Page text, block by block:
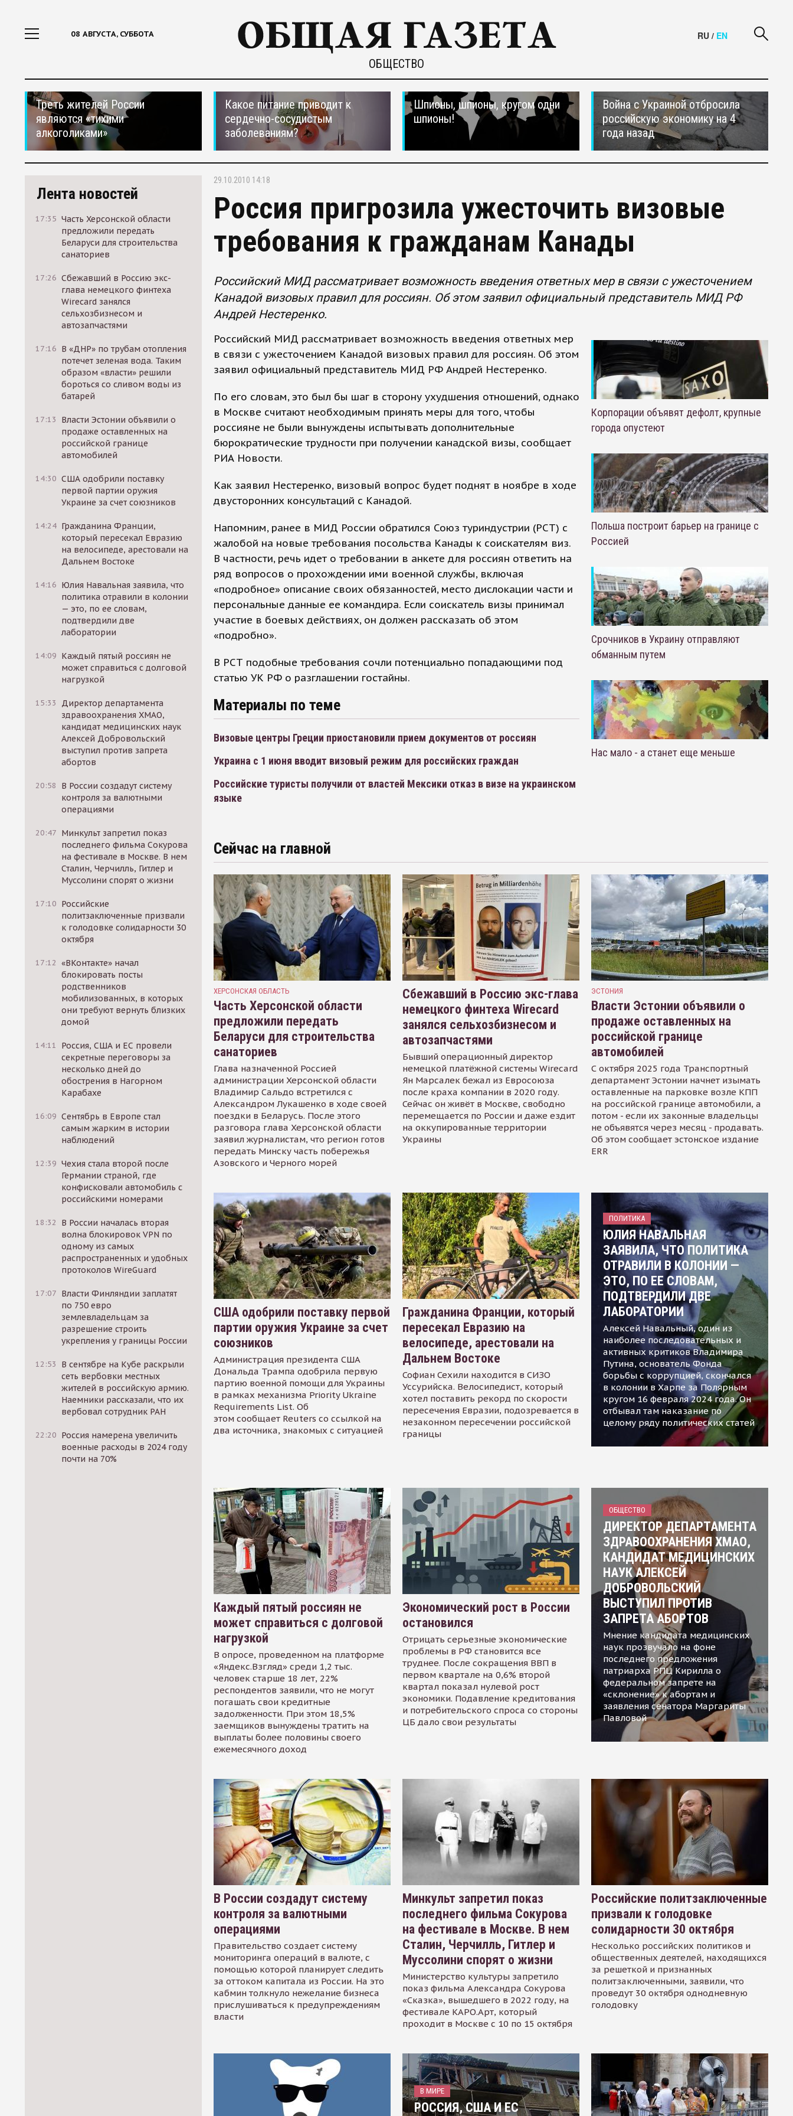
08 АВГУСТА, СУББОТА
ОБЩЕСТВО
RU / EN
Треть жителей России
являются «тихими
алкоголиками»
Какое питание приводит к
сердечно-сосудистым
заболеваниям?
Шпионы, шпионы, кругом одни
шпионы!
Война с Украиной отбросила
российскую экономику на 4
года назад
Лента новостей
17:35 Часть Херсонской области
предложили передать
Беларуси для строительства
санаториев
17:26 Сбежавший в Россию экс-
глава немецкого финтеха
Wirecard занялся
сельхозбизнесом и
автозапчастями
17:16 В «ДНР» по трубам отопления
потечет зеленая вода. Таким
образом «власти» решили
бороться со сливом воды из
батарей
17:13
Власти Эстонии объявили о
продаже оставленных на
российской границе
автомобилей
14:30 США одобрили поставку
первой партии оружия
Украине за счет союзников
14:24 Гражданина Франции,
который пересекал Евразию
на велосипеде, арестовали на
Дальнем Востоке
14:16 Юлия Навальная заявила, что
политика отравили в колонии
— это, по ее словам,
подтвердили две
лаборатории
14:09 Каждый пятый россиян не
может справиться с долговой
нагрузкой
15:33
Директор департамента
здравоохранения ХМАО,
кандидат медицинских наук
Алексей Добровольский
выступил против запрета
абортов
20:58
В России создадут систему
контроля за валютными
операциями
20:47 Минкульт запретил показ
последнего фильма Сокурова
на фестивале в Москве. В нем
Сталин, Черчилль, Гитлер и
Муссолини спорят о жизни
17:10 Российские
политзаключенные призвали
к голодовке солидарности 30
октября
17:12 «ВКонтакте» начал
блокировать посты
родственников
мобилизованных, в которых
они требуют вернуть близких
домой
14:11
Россия, США и ЕС провели
секретные переговоры за
несколько дней до
обострения в Нагорном
Карабахе
16:09 Сентябрь в Европе стал
самым жарким в истории
наблюдений
12:39 Чехия стала второй после
Германии страной, где
конфисковали автомобиль с
российскими номерами
18:32
В России началась вторая
волна блокировок VPN по
одному из самых
распространенных и удобных
протоколов WireGuard
17:07 Власти Финляндии заплатят
по 750 евро
землевладельцам за
разрешение строить
укрепления у границы России
12:53
В сентябре на Кубе раскрыли
сеть вербовки местных
жителей в российскую армию.
Наемники рассказали, что их
вербовал сотрудник РАН
22:20 Россия намерена увеличить
военные расходы в 2024 году
почти на 70%
29.10.2010 14:18
Россия пригрозила ужесточить визовые
требования к гражданам Канады
Российский МИД рассматривает возможность введения ответных мер в связи с ужесточением
Канадой визовых правил для россиян. Об этом заявил официальный представитель МИД РФ
Андрей Нестеренко.
Российский МИД рассматривает возможность введения ответных мер
в связи с ужесточением Канадой визовых правил для россиян. Об этом
заявил официальный представитель МИД РФ Андрей Нестеренко.
По его словам, это был бы шаг в сторону ухудшения отношений, однако
в Москве считают необходимым принять меры для того, чтобы
россияне не были вынуждены испытывать дополнительные
бюрократические трудности при получении канадской визы, сообщает
РИА Новости.
Как заявил Нестеренко, визовый вопрос будет поднят в ноябре в ходе
двусторонних консультаций с Канадой.
Напомним, ранее в МИД России обратился Союз туриндустрии (РСТ) с
жалобой на новые требования посольства Канады к соискателям виз.
В частности, речь идет о требовании в анкете для россиян ответить на
ряд вопросов о прохождении ими военной службы, включая
«подробное» описание своих обязанностей, место дислокации части и
персональные данные ее командира. Если соискатель визы принимал
участие в боевых действиях, он должен рассказать об этом
«подробно».
В РСТ подобные требования сочли потенциально попадающими под
статью УК РФ о разглашении гостайны.
Материалы по теме
Визовые центры Греции приостановили прием документов от россиян
Украина с 1 июня вводит визовый режим для российских граждан
Российские туристы получили от властей Мексики отказ в визе на украинском
языке
Корпорации объявят дефолт, крупные
города опустеют
Польша построит барьер на границе с
Россией
Срочников в Украину отправляют
обманным путем
Нас мало - а станет еще меньше
Сейчас на главной
ХЕРСОНСКАЯ ОБЛАСТЬ
Часть Херсонской области
предложили передать
Беларуси для строительства
санаториев
Глава назначенной Россией
администрации Херсонской области
Владимир Сальдо встретился с
Александром Лукашенко в ходе своей
поездки в Беларусь. После этого
разговора глава Херсонской области
заявил журналистам, что регион готов
передать Минску часть побережья
Азовского и Черного морей
Сбежавший в Россию экс-глава
немецкого финтеха Wirecard
занялся сельхозбизнесом и
автозапчастями
Бывший операционный директор
немецкой платёжной системы Wirecard
Ян Марсалек бежал из Евросоюза
после краха компании в 2020 году.
Сейчас он живёт в Москве, свободно
перемещается по России и даже ездит
на оккупированные территории
Украины
ЭСТОНИЯ
Власти Эстонии объявили о
продаже оставленных на
российской границе
автомобилей
С октября 2025 года Транспортный
департамент Эстонии начнет изымать
оставленные на парковке возле КПП
на российской границе автомобили, а
потом - если их законные владельцы
не объявятся через месяц - продавать.
Об этом сообщает эстонское издание
ERR
США одобрили поставку первой
партии оружия Украине за счет
союзников
Администрация президента США
Дональда Трампа одобрила первую
партию военной помощи для Украины
в рамках механизма Priority Ukraine
Requirements List. Об
этом сообщает Reuters со ссылкой на
два источника, знакомых с ситуацией
Гражданина Франции, который
пересекал Евразию на
велосипеде, арестовали на
Дальнем Востоке
Софиан Сехили находится в СИЗО
Уссурийска. Велосипедист, который
хотел поставить рекорд по скорости
пересечения Евразии, подозревается в
незаконном пересечении российской
границы
ПОЛИТИКА
ЮЛИЯ НАВАЛЬНАЯ
ЗАЯВИЛА, ЧТО ПОЛИТИКА
ОТРАВИЛИ В КОЛОНИИ —
ЭТО, ПО ЕЕ СЛОВАМ,
ПОДТВЕРДИЛИ ДВЕ
ЛАБОРАТОРИИ
Алексей Навальный, один из
наиболее последовательных и
активных критиков Владимира
Путина, основатель Фонда
борьбы с коррупцией, скончался
в колонии в Харпе за Полярным
кругом 16 февраля 2024 года. Он
отбывал там наказание по
целому ряду политических статей
Каждый пятый россиян не
может справиться с долговой
нагрузкой
В опросе, проведенном на платформе
«Яндекс.Взгляд» среди 1,2 тыс.
человек старше 18 лет, 22%
респондентов заявили, что не могут
погашать свои кредитные
задолженности. При этом 18,5%
заемщиков вынуждены тратить на
выплаты более половины своего
ежемесячного доход
Экономический рост в России
остановился
Отрицать серьезные экономические
проблемы в РФ становится все
труднее. После сокращения ВВП в
первом квартале на 0,6% второй
квартал показал нулевой рост
экономики. Подавление кредитования
и потребительского спроса со стороны
ЦБ дало свои результаты
ОБЩЕСТВО
ДИРЕКТОР ДЕПАРТАМЕНТА
ЗДРАВООХРАНЕНИЯ ХМАО,
КАНДИДАТ МЕДИЦИНСКИХ
НАУК АЛЕКСЕЙ
ДОБРОВОЛЬСКИЙ
ВЫСТУПИЛ ПРОТИВ
ЗАПРЕТА АБОРТОВ
Мнение кандидата медицинских
наук прозвучало на фоне
последнего предложения
патриарха РПЦ Кирилла о
федеральном запрете на
«склонение» к абортам и
заявления сенатора Маргариты
Павловой
В России создадут систему
контроля за валютными
операциями
Правительство создает систему
мониторинга операций в валюте, с
помощью которой планирует следить
за оттоком капитала из России. На это
кабмин толкнуло нежелание бизнеса
прислушиваться к предупреждениям
власти
Минкульт запретил показ
последнего фильма Сокурова
на фестивале в Москве. В нем
Сталин, Черчилль, Гитлер и
Муссолини спорят о жизни
Министерство культуры запретило
показ фильма Александра Сокурова
«Сказка», вышедшего в 2022 году, на
фестивале КАРО.Арт, который
проходит в Москве с 10 по 15 октября
Российские политзаключенные
призвали к голодовке
солидарности 30 октября
Несколько российских политиков и
общественных деятелей, находящихся
за решеткой и признанных
политзаключенными, заявили, что
проведут 30 октября однодневную
голодовку
В МИРЕ
РОССИЯ, США И ЕС